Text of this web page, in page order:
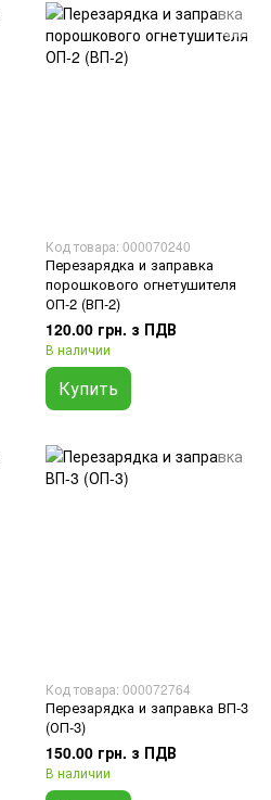
Код товара: 000070240
Перезарядка и заправка
порошкового огнетушителя
ОП-2 (ВП-2)
120.00 грн. з ПДВ
В наличии
Купить
Код товара: 000072764
Перезарядка и заправка ВП-3
(ОП-3)
150.00 грн. з ПДВ
В наличии